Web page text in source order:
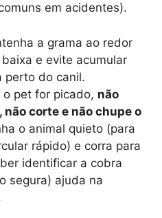
em acidentes).
a grama ao redor
e evite acumular
perto do canil.
o pet for picado, não
corte e não chupe o
o animal quieto (para
rápido) e corra para
identificar a cobra
segura) ajuda na